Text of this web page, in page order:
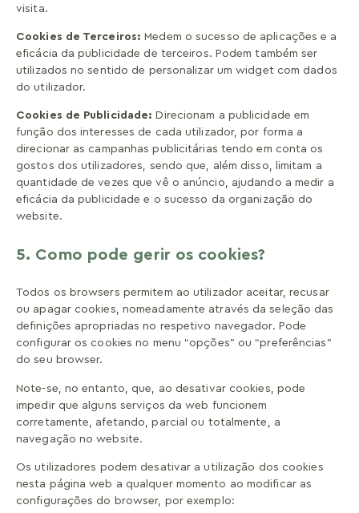
visita.
Cookies de Terceiros: Medem o sucesso de aplicações e a
eficácia da publicidade de terceiros. Podem também ser
utilizados no sentido de personalizar um widget com dados
do utilizador.
Cookies de Publicidade: Direcionam a publicidade em
função dos interesses de cada utilizador, por forma a
direcionar as campanhas publicitárias tendo em conta os
gostos dos utilizadores, sendo que, além disso, limitam a
quantidade de vezes que vê o anúncio, ajudando a medir a
eficácia da publicidade e o sucesso da organização do
website.
5. Como pode gerir os cookies?
Todos os browsers permitem ao utilizador aceitar, recusar
ou apagar cookies, nomeadamente através da seleção das
definições apropriadas no respetivo navegador. Pode
configurar os cookies no menu “opções” ou “preferências”
do seu browser.
Note-se, no entanto, que, ao desativar cookies, pode
impedir que alguns serviços da web funcionem
corretamente, afetando, parcial ou totalmente, a
navegação no website.
Os utilizadores podem desativar a utilização dos cookies
nesta página web a qualquer momento ao modificar as
configurações do browser, por exemplo: